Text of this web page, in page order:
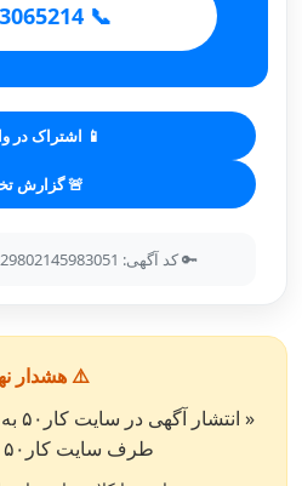
📞 09013065214
📱 اشتراک در
🚨 گزارش
🔑 کد آگهی: 337067646459781229802145983051
⚠️ هشدار
«
طرف سایت کار۵۰ نمی باشد. »